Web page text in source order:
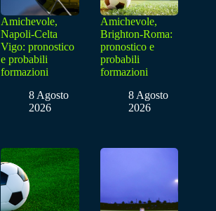
Amichevole,
Napoli-Celta
Vigo: pronostico
e probabili
formazioni
8 Agosto
2026
Amichevole,
Brighton-Roma:
pronostico e
probabili
formazioni
8 Agosto
2026